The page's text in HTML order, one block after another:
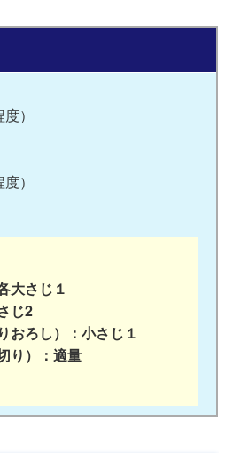
）
）
大さじ１
じ2
おろし）：小さじ１
り ）：適量